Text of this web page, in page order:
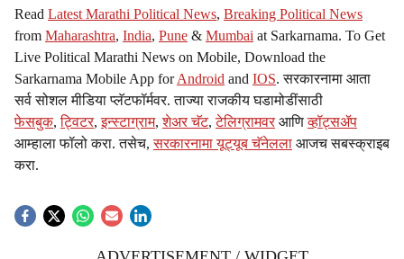
Read Latest Marathi Political News, Breaking Political News
from Maharashtra, India, Pune & Mumbai at Sarkarnama. To Get
Live Political Marathi News on Mobile, Download the
Sarkarnama Mobile App forAndroid and IOS. सरकारनामा आता
सर्व सोशल मीडिया प्लॅटफॉर्मवर. ताज्या राजकीय घडामोडींसाठी
फेसबुक,ट्विटर,इन्स्टाग्राम,शेअर चॅट,टेलिग्रामवर आणिव्हॉट्सॲप
आम्हाला फॉलो करा. तसेच,सरकारनामा यूट्यूब चॅनेलला आजच सबस्क्राइब
करा.